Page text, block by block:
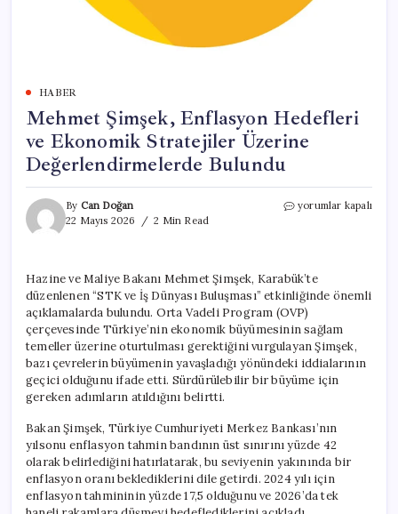
HABER
Mehmet Şimşek, Enflasyon Hedefleri
ve Ekonomik Stratejiler Üzerine
Değerlendirmelerde Bulundu
By Can Doğan
22 Mayıs 2026
2 Min Read
Mehmet
Ekonomik
Stratejiler
Üzerine
Değerlendirmelerde
Bulundu
için
yorumlar kapalı
Hazine ve Maliye Bakanı Mehmet Şimşek, Karabük’te
düzenlenen “STK ve İş Dünyası Buluşması” etkinliğinde önemli
açıklamalarda bulundu. Orta Vadeli Program (OVP)
çerçevesinde Türkiye’nin ekonomik büyümesinin sağlam
temeller üzerine oturtulması gerektiğini vurgulayan Şimşek,
bazı çevrelerin büyümenin yavaşladığı yönündeki iddialarının
geçici olduğunu ifade etti. Sürdürülebilir bir büyüme için
gereken adımların atıldığını belirtti.
Bakan Şimşek, Türkiye Cumhuriyeti Merkez Bankası’nın
yılsonu enflasyon tahmin bandının üst sınırını yüzde 42
olarak belirlediğini hatırlatarak, bu seviyenin yakınında bir
enflasyon oranı beklediklerini dile getirdi. 2024 yılı için
enflasyon tahmininin yüzde 17,5 olduğunu ve 2026’da tek